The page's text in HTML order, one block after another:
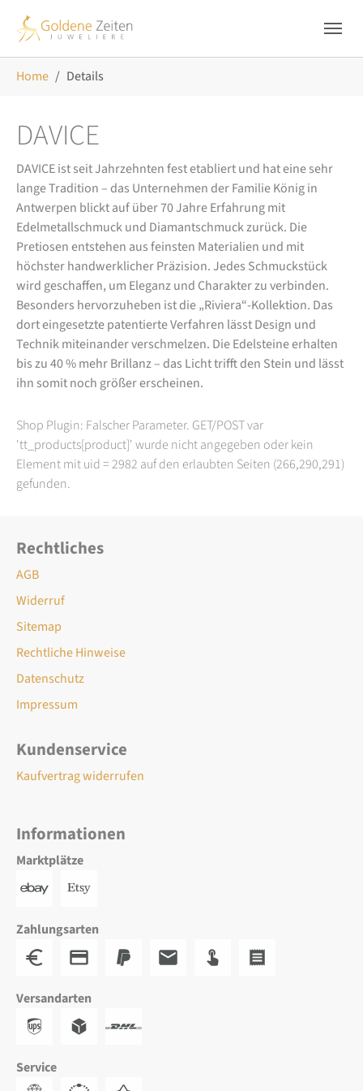
Home Details
DAVICE
DAVICE ist seit Jahrzehnten fest etabliert und hat eine sehr
lange Tradition – das Unternehmen der Familie König in
Antwerpen blickt auf über 70 Jahre Erfahrung mit
Edelmetallschmuck und Diamantschmuck zurück. Die
Pretiosen entstehen aus feinsten Materialien und mit
höchster handwerklicher Präzision. Jedes Schmuckstück
wird geschaffen, um Eleganz und Charakter zu verbinden.
Besonders hervorzuheben ist die „Riviera“-Kollektion. Das
dort eingesetzte patentierte Verfahren lässt Design und
Technik miteinander verschmelzen. Die Edelsteine erhalten
bis zu 40 % mehr Brillanz – das Licht trifft den Stein und lässt
ihn somit noch größer erscheinen.
Shop Plugin: Falscher Parameter. GET/POST var
'tt_products[product]' wurde nicht angegeben oder kein
Element mit uid = 2982 auf den erlaubten Seiten (266,290,291)
gefunden.
Rechtliches
AGB
Widerruf
Sitemap
Rechtliche Hinweise
Datenschutz
Impressum
Kundenservice
Kaufvertrag widerrufen
Informationen
Marktplätze
Zahlungsarten
Versandarten
Service